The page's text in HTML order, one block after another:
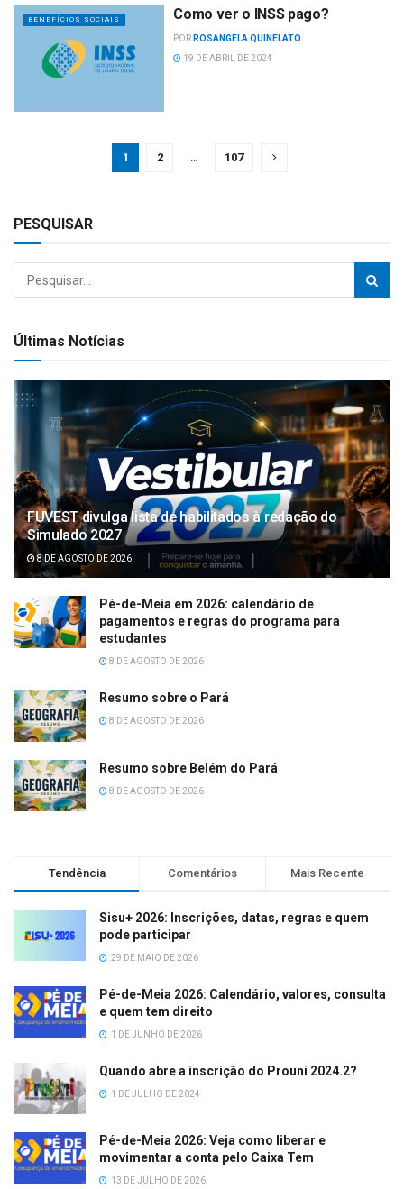
BENEFÍCIOS SOCIAIS Como ver o INSS pago?
POR ROSANGELA QUINELATO
19 DE ABRIL DE 2024
1 2 … 107
PESQUISAR
Últimas Notícias
FUVEST divulga lista de habilitados à redação do
Simulado 2027
8 DE AGOSTO DE 2026
Pé-de-Meia em 2026: calendário de
pagamentos e regras do programa para
estudantes
8 DE AGOSTO DE 2026
Resumo sobre o Pará
8 DE AGOSTO DE 2026
Resumo sobre Belém do Pará
8 DE AGOSTO DE 2026
Tendência Comentários Mais Recente
Sisu+ 2026: Inscrições, datas, regras e quem
pode participar
29 DE MAIO DE 2026
Pé-de-Meia 2026: Calendário, valores, consulta
e quem tem direito
1 DE JUNHO DE 2026
Quando abre a inscrição do Prouni 2024.2?
1 DE JULHO DE 2024
Pé-de-Meia 2026: Veja como liberar e
movimentar a conta pelo Caixa Tem
13 DE JULHO DE 2026